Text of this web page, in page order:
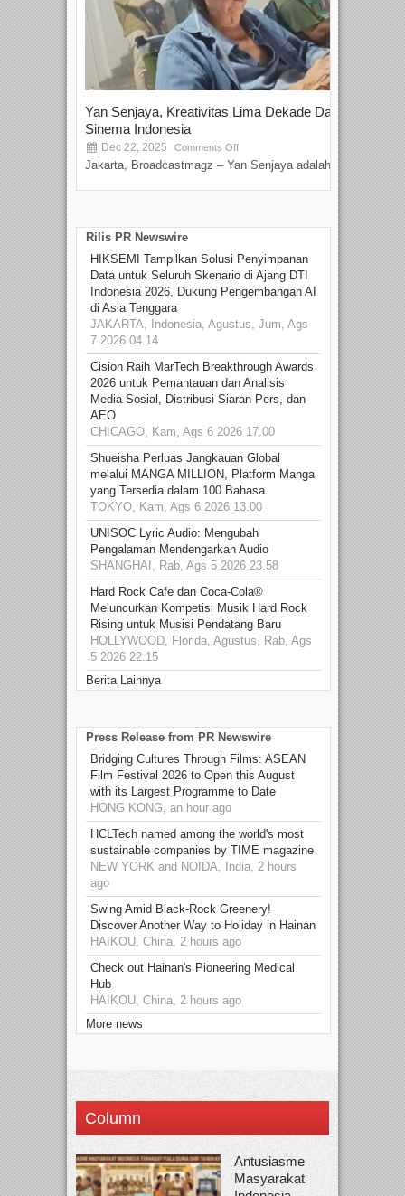
Yan Senjaya, Kreativitas Lima Dekade Dalam
Sinema Indonesia
Dec 22, 2025 Comments Off
Jakarta, Broadcastmagz – Yan Senjaya adalah...
Rilis PR Newswire
HIKSEMI Tampilkan Solusi Penyimpanan
Data untuk Seluruh Skenario di Ajang DTI
Indonesia 2026, Dukung Pengembangan AI
di Asia Tenggara
JAKARTA, Indonesia, Agustus, Jum, Ags
7 2026 04.14
Cision Raih MarTech Breakthrough Awards
2026 untuk Pemantauan dan Analisis
Media Sosial, Distribusi Siaran Pers, dan
AEO
CHICAGO, Kam, Ags 6 2026 17.00
Shueisha Perluas Jangkauan Global
melalui MANGA MILLION, Platform Manga
yang Tersedia dalam 100 Bahasa
TOKYO, Kam, Ags 6 2026 13.00
UNISOC Lyric Audio: Mengubah
Pengalaman Mendengarkan Audio
SHANGHAI, Rab, Ags 5 2026 23.58
Hard Rock Cafe dan Coca-Cola®
Meluncurkan Kompetisi Musik Hard Rock
Rising untuk Musisi Pendatang Baru
HOLLYWOOD, Florida, Agustus, Rab, Ags
5 2026 22.15
Berita Lainnya
Press Release from PR Newswire
Bridging Cultures Through Films: ASEAN
Film Festival 2026 to Open this August
with its Largest Programme to Date
HONG KONG, an hour ago
HCLTech named among the world's most
sustainable companies by TIME magazine
NEW YORK and NOIDA, India, 2 hours
ago
Swing Amid Black‑Rock Greenery!
Discover Another Way to Holiday in Hainan
HAIKOU, China, 2 hours ago
Check out Hainan's Pioneering Medical
Hub
HAIKOU, China, 2 hours ago
More news
Column
Antusiasme
Masyarakat